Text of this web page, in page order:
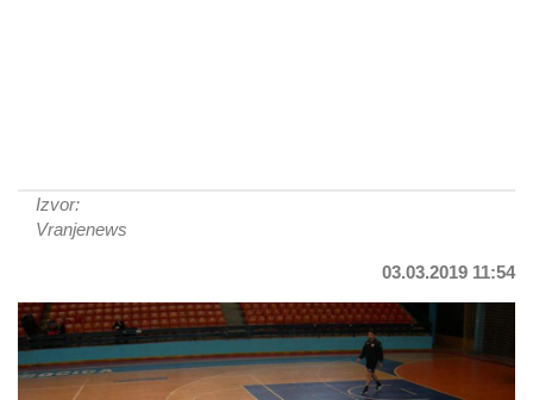
Izvor:
Vranjenews
03.03.2019 11:54